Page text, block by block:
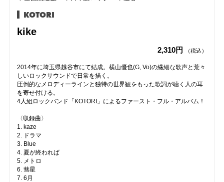
KOTORI
kike
2,310円 （税込）
2014年に埼玉県越谷市にて結成。横山優也(G, Vo)の繊細な歌声と荒々
しいロックサウンドで日常を描く。
圧倒的なメロディーラインと独特の世界観をもった歌詞が聴く人の耳
を寄せ付ける。
4人組ロックバンド「KOTORI」によるファースト・フル・アルバム！
〈収録曲〉
1. kaze
2. ドラマ
3. Blue
4. 夏が終われば
5. メトロ
6. 彗星
7. 6月